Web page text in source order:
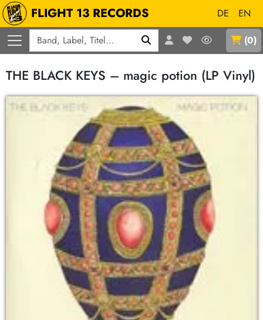
FLIGHT 13 RECORDS DE
EN
(0)
THE BLACK KEYS – magic potion (LP Vinyl)